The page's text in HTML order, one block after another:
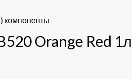
компоненты
Orange Red 1л